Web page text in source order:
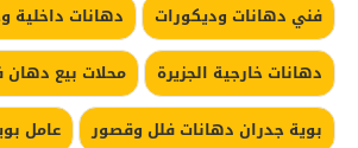
فني دهانات وديكورات
دهانات داخلية
دهانات خارجية الجزيرة
محلات بيع
بوية جدران دهانات فلل وقصور
عامل